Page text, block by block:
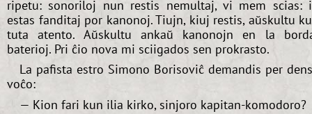
ripetu: sonoriloj nun restis nemultaj, vi mem scias:
estas fanditaj por kanonoj. Tiujn, kiuj restis, aŭskultu
tuta atento. Aŭskultu ankaŭ kanonojn en la
baterioj. Pri ĉio nova mi sciigados sen prokrasto.
La pafista estro Simono Borisoviĉ demandis per
voĉo:
— Kion fari kun ilia kirko, sinjoro kapitan-komodoro?